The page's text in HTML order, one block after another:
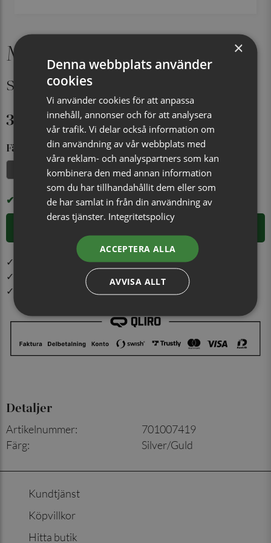
Manschettknapp Ludvika
silver/guld
399 kr
Färg
Silver/Guld
I LAGER
✓ Öppet köp i 30 dagar ✓ Fri frakt från 499 kr
✓ Din beställning skickas inom 1-2 vardagar
✓ Snabb leverans från vårt lager i Jönköping
Detaljer
Artikelnummer:
701007419
Färg: Silver/Guld
Kundtjänst
Köpvillkor
Hitta butik
×
Denna webbplats använder
cookies
Vi använder cookies för att anpassa
innehåll, annonser och för att analysera
vår trafik. Vi delar också information om
din användning av vår webbplats med
våra reklam- och analyspartners som kan
kombinera den med annan information
som du har tillhandahållit dem eller som
de har samlat in från din användning av
deras tjänster. Integritetspolicy
ACCEPTERA ALLA
AVVISA ALLT